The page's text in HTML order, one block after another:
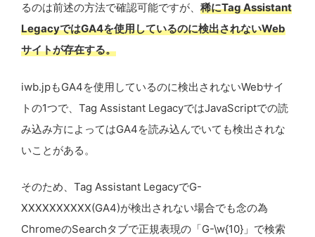
るのは前述の方法で確認可能ですが、 稀にTag Assistant
LegacyではGA4を使用しているのに検出されないWeb
サイトが存在する。
iwb.jpもGA4を使用しているのに検出されないWebサイ
トの1つで、Tag Assistant LegacyではJavaScriptでの読
み込み方によってはGA4を読み込んでいても検出されな
いことがある。
そのため、Tag Assistant LegacyでG-
XXXXXXXXXX(GA4)が検出されない場合でも念の為
ChromeのSearchタブで正規表現の「G-\w{10}」で検索